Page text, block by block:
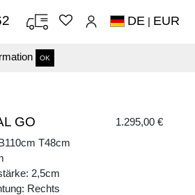
OK
DE | EUR
GO
1.295,00 €
T48cm
2,5cm
Rechts